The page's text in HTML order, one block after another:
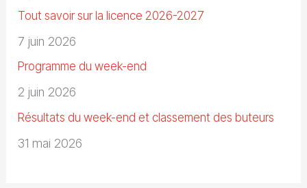
Tout savoir sur la licence 2026-2027
7 juin 2026
Programme du week-end
2 juin 2026
Résultats du week-end et classement des buteurs
31 mai 2026